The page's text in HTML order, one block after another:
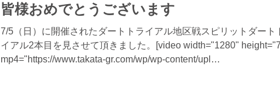
皆様おめでとうございます
7/5（日）に開催されたダートトライアル地区戦スピリットダート
イアル2本目を見させて頂きました。[video width="1280"
mp4="https://www.takata-gr.com/wp/wp-content/upl…